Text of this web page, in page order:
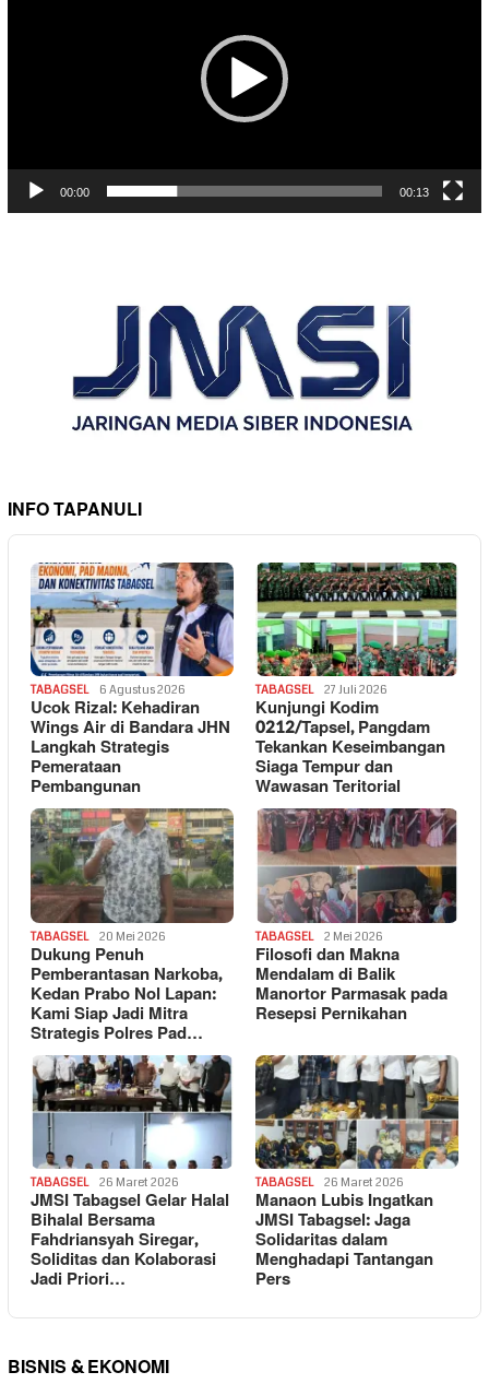
00:00 00:13
INFO TAPANULI
TABAGSEL 6 Agustus 2026
Ucok Rizal: Kehadiran
Wings Air di Bandara JHN
Langkah Strategis
Pemerataan
Pembangunan
TABAGSEL 27 Juli 2026
Kunjungi Kodim
0212/Tapsel, Pangdam
Tekankan Keseimbangan
Siaga Tempur dan
Wawasan Teritorial
TABAGSEL 20 Mei 2026
Dukung Penuh
Pemberantasan Narkoba,
Kedan Prabo Nol Lapan:
Kami Siap Jadi Mitra
Strategis Polres Pad…
TABAGSEL 2 Mei 2026
Filosofi dan Makna
Mendalam di Balik
Manortor Parmasak pada
Resepsi Pernikahan
TABAGSEL 26 Maret 2026
JMSI Tabagsel Gelar Halal
Bihalal Bersama
Fahdriansyah Siregar,
Soliditas dan Kolaborasi
Jadi Priori…
TABAGSEL 26 Maret 2026
Manaon Lubis Ingatkan
JMSI Tabagsel: Jaga
Solidaritas dalam
Menghadapi Tantangan
Pers
BISNIS & EKONOMI